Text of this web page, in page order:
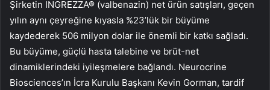
Şirketin INGREZZA® (valbenazin) net ürün satışları, geçen
yılın aynı çeyreğine kıyasla %23’lük bir büyüme
kaydederek 506 milyon dolar ile önemli bir katkı sağladı.
Bu büyüme, güçlü hasta talebine ve brüt-net
dinamiklerindeki iyileşmelere bağlandı. Neurocrine
Biosciences’ın İcra Kurulu Başkanı Kevin Gorman, tardif